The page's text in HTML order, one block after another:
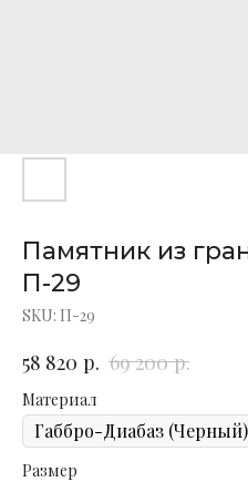
Памятник из
П-29
SKU: П-29
58 820 р. 69 200 р.
Материал
Размер